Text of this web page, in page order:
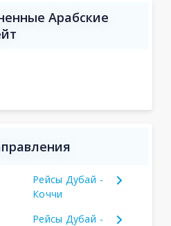
Арабские
Рейсы Дубай -
Коччи
Рейсы Дубай -